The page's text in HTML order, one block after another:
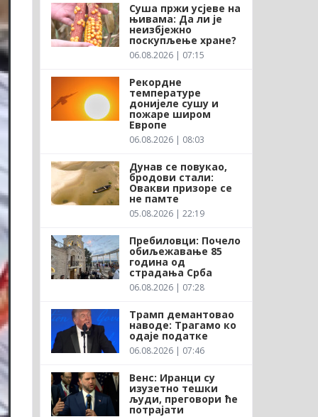
Суша пржи усјеве на
њивама: Да ли је
неизбјежно
поскупљење хране?
06.08.2026 | 07:15
Рекордне
температуре
донијеле сушу и
пожаре широм
Европе
06.08.2026 | 08:03
Дунав се повукао,
бродови стали:
Овакви призоре се
не памте
05.08.2026 | 22:19
Пребиловци: Почело
обиљежавање 85
година од
страдања Срба
06.08.2026 | 07:28
Трамп демантовао
наводе: Трагамо ко
одаје податке
06.08.2026 | 07:46
Венс: Иранци су
изузетно тешки
људи, преговори ће
потрајати